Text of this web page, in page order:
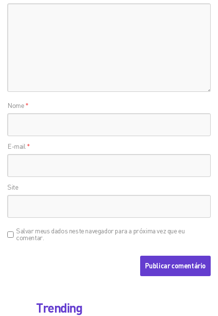
Nome*
E-mail *
Site
Salvar meus dados neste navegador para a próxima vez que eu
comentar.
Trending